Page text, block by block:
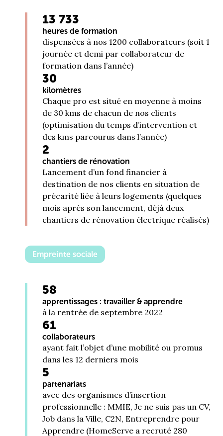
Empreinte sociale
13 733
heures de formation
dispensées à nos 1200 collaborateurs (soit 1
journée et demi par collaborateur de
formation dans l’année)
30
kilomètres
Chaque pro est situé en moyenne à moins
de 30 kms de chacun de nos clients
(optimisation du temps d’intervention et
des kms parcourus dans l’année)
2
chantiers de rénovation
Lancement d’un fond financier à
destination de nos clients en situation de
précarité liée à leurs logements (quelques
mois après son lancement, déjà deux
chantiers de rénovation électrique réalisés)
58
apprentissages : travailler & apprendre
à la rentrée de septembre 2022
61
collaborateurs
ayant fait l’objet d’une mobilité ou promus
dans les 12 derniers mois
5
partenariats
avec des organismes d’insertion
professionnelle : MMIE, Je ne suis pas un CV,
Job dans la Ville, C2N, Entreprendre pour
Apprendre (HomeServe a recruté 280